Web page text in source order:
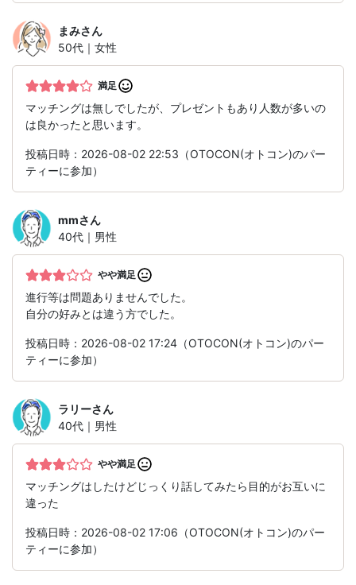
まみさん
50代｜女性
満足
マッチングは無しでしたが、プレゼントもあり人数が多いの
は良かったと思います。
投稿日時：2026-08-02 22:53（OTOCON(オトコン)のパー
ティーに参加）
mmさん
40代｜男性
やや満足
進行等は問題ありませんでした。
自分の好みとは違う方でした。
投稿日時：2026-08-02 17:24（OTOCON(オトコン)のパー
ティーに参加）
ラリーさん
40代｜男性
やや満足
マッチングはしたけどじっくり話してみたら目的がお互いに
違った
投稿日時：2026-08-02 17:06（OTOCON(オトコン)のパー
ティーに参加）